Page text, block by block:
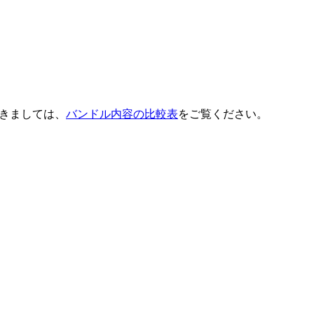
ましては、 バンドル内容の比較表をご覧ください。